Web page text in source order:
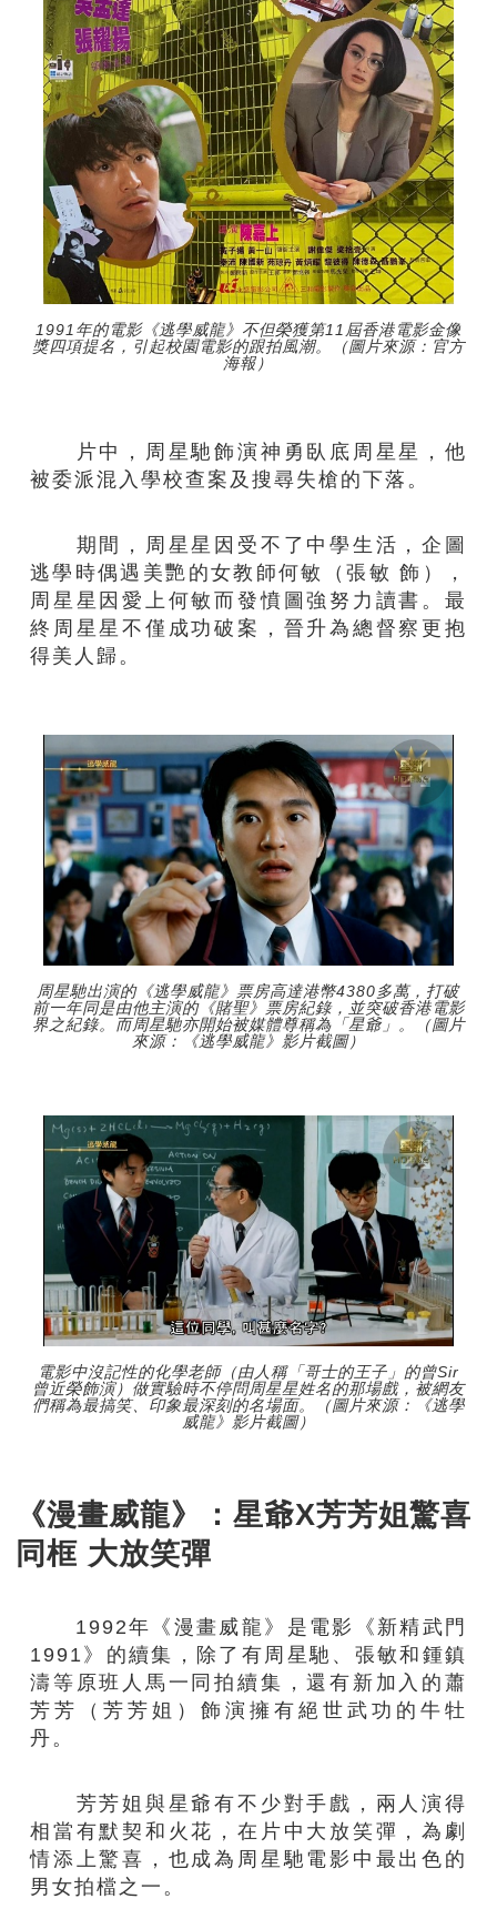
1991年的電影《逃學威龍》不但榮獲第11屆香港電影金像
獎四項提名，引起校園電影的跟拍風潮。（圖片來源：官方
海報）
片中，周星馳飾演神勇臥底周星星，他
被委派混入學校查案及搜尋失槍的下落。
期間，周星星因受不了中學生活，企圖
逃學時偶遇美艷的女教師何敏（張敏 飾），
周星星因愛上何敏而發憤圖強努力讀書。最
終周星星不僅成功破案，晉升為總督察更抱
得美人歸。
周星馳出演的《逃學威龍》票房高達港幣4380多萬，打破
前一年同是由他主演的《賭聖》票房紀錄，並突破香港電影
界之紀錄。而周星馳亦開始被媒體尊稱為「星爺」。（圖片
來源：《逃學威龍》影片截圖）
電影中沒記性的化學老師（由人稱「哥士的王子」的曾Sir
曾近榮飾演）做實驗時不停問周星星姓名的那場戲，被網友
們稱為最搞笑、印象最深刻的名場面。（圖片來源：《逃學
威龍》影片截圖）
《漫畫威龍》：星爺X芳芳姐驚喜
同框 大放笑彈
1992年《漫畫威龍》是電影《新精武門
1991》的續集，除了有周星馳、張敏和鍾鎮
濤等原班人馬一同拍續集，還有新加入的蕭
芳芳（芳芳姐）飾演擁有絕世武功的牛牡
丹。
芳芳姐與星爺有不少對手戲，兩人演得
相當有默契和火花，在片中大放笑彈，為劇
情添上驚喜，也成為周星馳電影中最出色的
男女拍檔之一。